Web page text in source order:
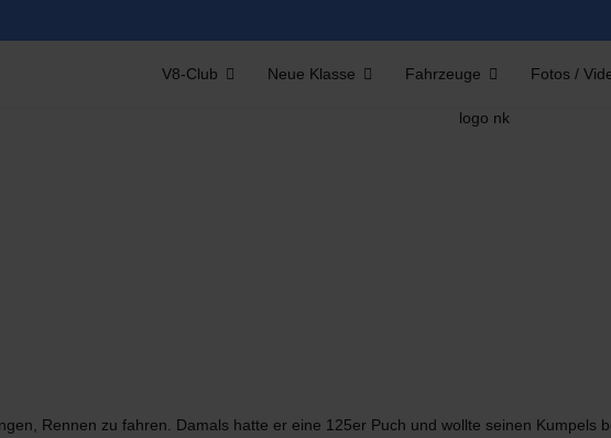
V8-Club Neue Klasse Fahrzeuge Fotos /
Rennen zu fahren. Damals hatte er eine 125er Puch und wollte seinen Kumpels